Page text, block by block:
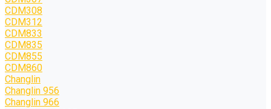
CDM308
CDM312
CDM833
CDM835
CDM855
CDM860
Changlin
Changlin 956
Changlin 966